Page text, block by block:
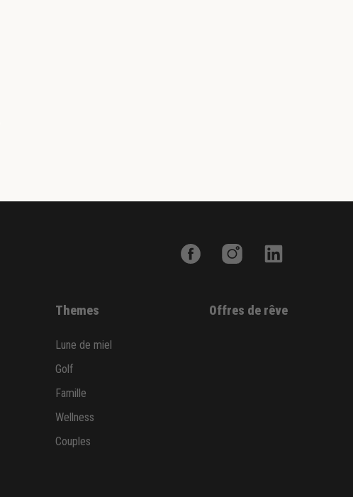
Themes
Lune de miel
Golf
Famille
Wellness
Couples
Offres de rêve